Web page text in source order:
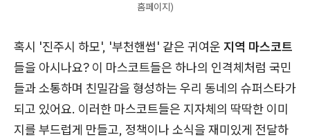
홈페이지)
혹시 '진주시 하모', '부천핸썹' 같은 귀여운 지역 마스코트
들을 아시나요? 이 마스코트들은 하나의 인격체처럼 국민
들과 소통하며 친밀감을 형성하는 우리 동네의 슈퍼스타가
되고 있어요. 이러한 마스코트들은 지자체의 딱딱한 이미
지를 부드럽게 만들고, 정책이나 소식을 재미있게 전달하